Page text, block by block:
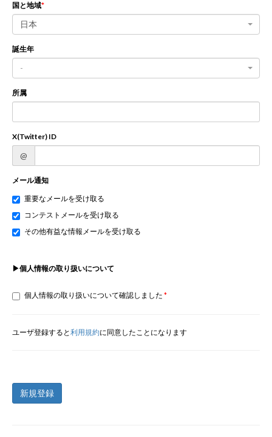
国と地域
日本
誕生年
-
所属
X(Twitter) ID
@
メール通知
重要なメールを受け取る
コンテストメールを受け取る
その他有益な情報メールを受け取る
▶個人情報の取り扱いについて
個人情報の取り扱いについて確認しました
ユーザ登録すると利用規約に同意したことになります
新規登録